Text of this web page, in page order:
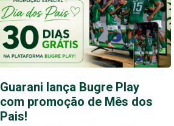
Guarani lança Bugre Play
com promoção de Mês dos
Pais!